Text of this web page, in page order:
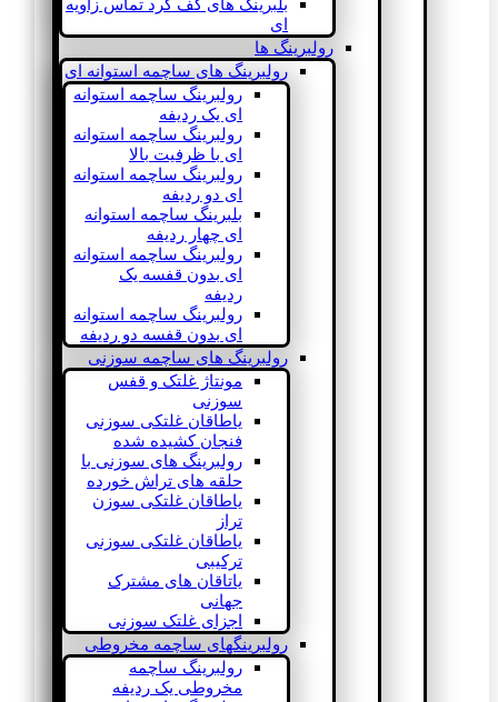
بلبرینگ های کف گرد تماس زاویه
ای
رولبرینگ ها
رولبرینگ های ساچمه استوانه ای
رولبرینگ ساچمه استوانه
ای یک ردیفه
رولبرینگ ساچمه استوانه
ای با ظرفیت بالا
رولبرینگ ساچمه استوانه
ای دو ردیفه
بلبرینگ ساچمه استوانه
ای چهار ردیفه
رولبرینگ ساچمه استوانه
ای بدون قفسه یک
ردیفه
رولبرینگ ساچمه استوانه
ای بدون قفسه دو ردیفه
رولبرینگ های ساچمه سوزنی
مونتاژ غلتک و قفس
سوزنی
یاطاقان غلتکی سوزنی
فنجان کشیده شده
رولبرینگ های سوزنی با
حلقه های تراش خورده
یاطاقان غلتکی سوزن
تراز
یاطاقان غلتکی سوزنی
ترکیبی
یاتاقان های مشترک
جهانی
اجزای غلتک سوزنی
رولبرینگهای ساچمه مخروطی
رولبرینگ ساچمه
مخروطی یک ردیفه